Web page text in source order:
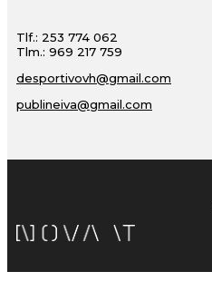
Tlf.: 253 774 062
Tlm.: 969 217 759
desportivovh@gmail.com
publineiva@gmail.com